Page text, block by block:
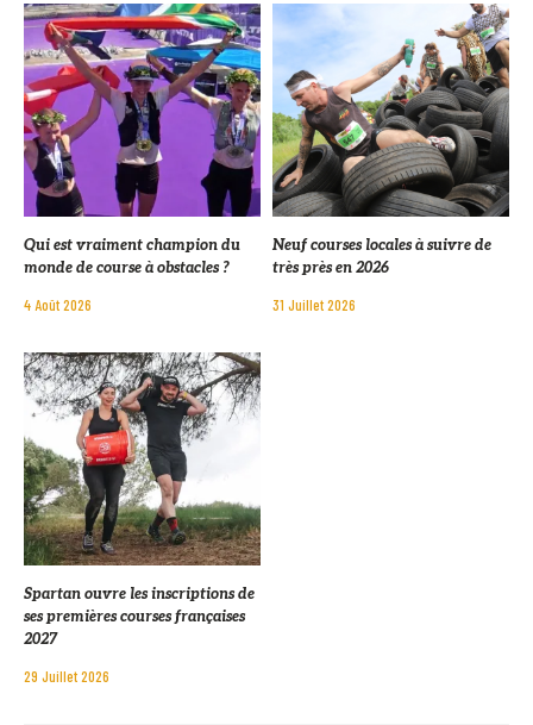
Qui est vraiment champion du
monde de course à obstacles ?
4 Août 2026
Neuf courses locales à suivre de
très près en 2026
31 Juillet 2026
Spartan ouvre les inscriptions de
ses premières courses françaises
2027
29 Juillet 2026